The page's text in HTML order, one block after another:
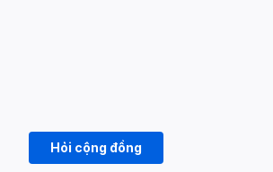
Hỏi cộng đồng